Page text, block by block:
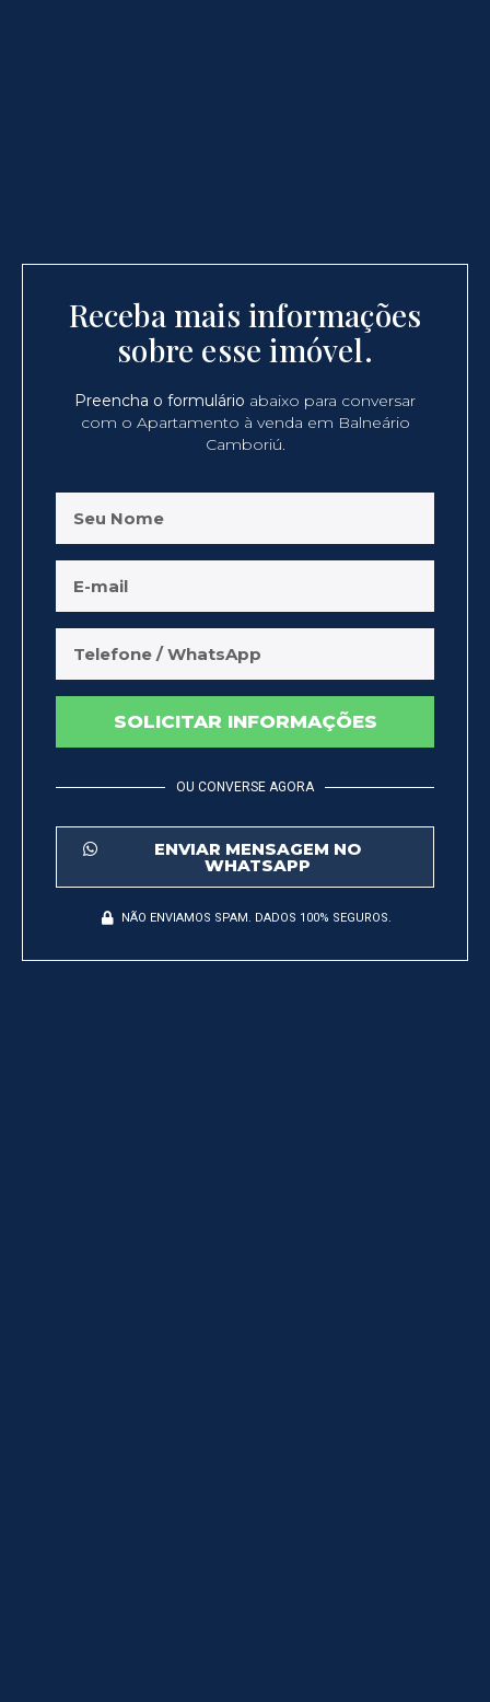
Receba mais informações
sobre esse imóvel.
Preencha o formulário abaixo para conversar
com o Apartamento à venda em Balneário
Camboriú.
SOLICITAR INFORMAÇÕES
OU CONVERSE AGORA
ENVIAR MENSAGEM NO
WHATSAPP
NÃO ENVIAMOS SPAM. DADOS 100% SEGUROS.